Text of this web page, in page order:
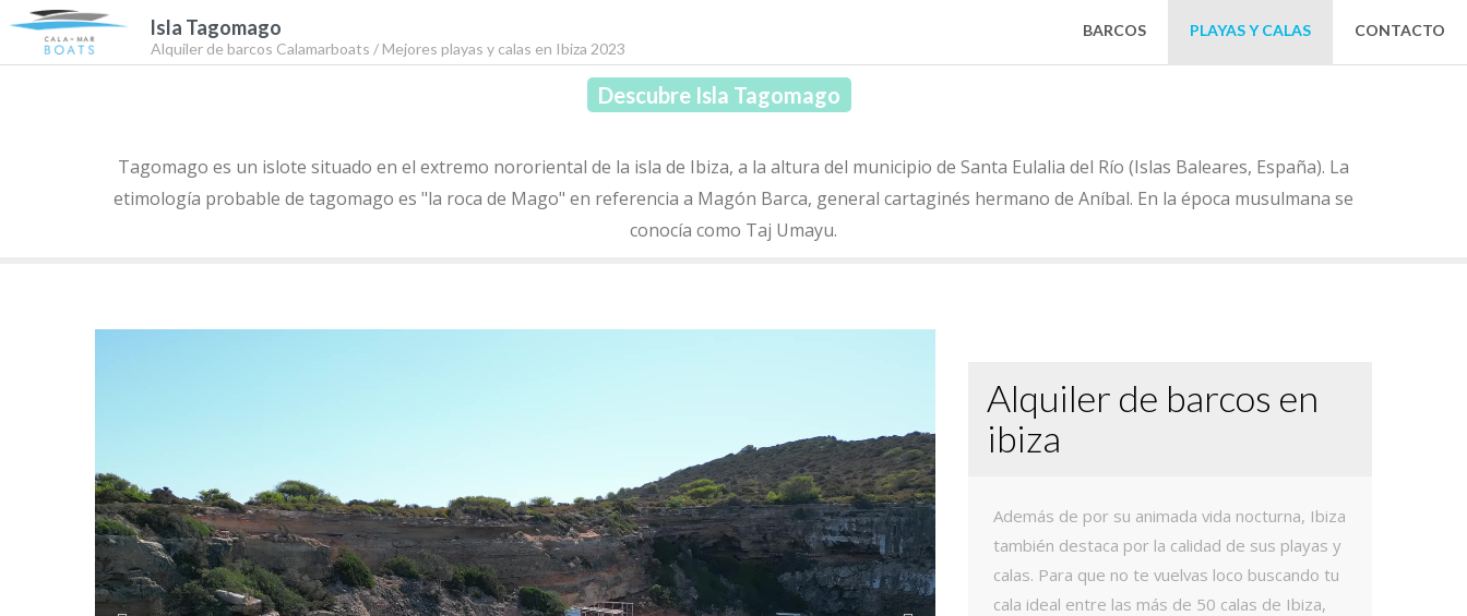
Alquiler de barcos Calamarboats / Mejores playas y calas en Ibiza 2023
Isla Tagomago BARCOS PLAYAS Y CALAS CONTACTO
Descubre Isla Tagomago
Tagomago es un islote situado en el extremo nororiental de la isla de Ibiza, a la altura del municipio de Santa Eulalia del Río (Islas Baleares, España). La
etimología probable de tagomago es "la roca de Mago" en referencia a Magón Barca, general cartaginés hermano de Aníbal. En la época musulmana se
conocía como Taj Umayu.
Alquiler de barcos en
ibiza
Además de por su animada vida nocturna, Ibiza
también destaca por la calidad de sus playas y
calas. Para que no te vuelvas loco buscando tu
cala ideal entre las más de 50 calas de Ibiza,